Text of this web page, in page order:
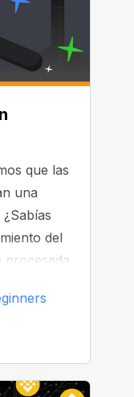
que las
una
del
procesada
Se